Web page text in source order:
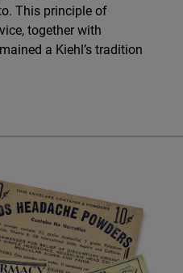
This principle of
together with
a Kiehl’s tradition